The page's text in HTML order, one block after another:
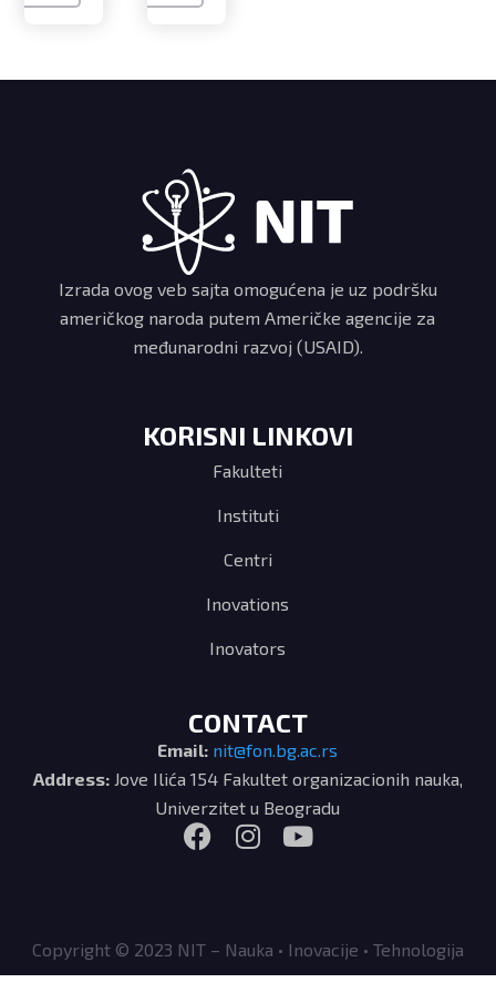
Izrada ovog veb sajta omogućena je uz podršku
američkog naroda putem Američke agencije za
međunarodni razvoj (USAID).
KORISNI LINKOVI
Fakulteti
Instituti
Centri
Inovations
Inovators
CONTACT
Email: nit@fon.bg.ac.rs
Address:Jove Ilića 154 Fakultet organizacionih nauka,
Univerzitet u Beogradu
Copyright © 2023 NIT – Nauka • Inovacije • Tehnologija